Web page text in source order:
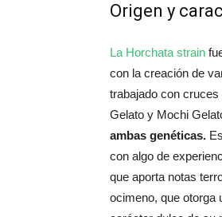
Origen y
La Horchata strain
con la creación de
trabajado con
Gelato y Mochi
ambas genéticas.
con algo de
que aporta notas
ocimeno, que otorga